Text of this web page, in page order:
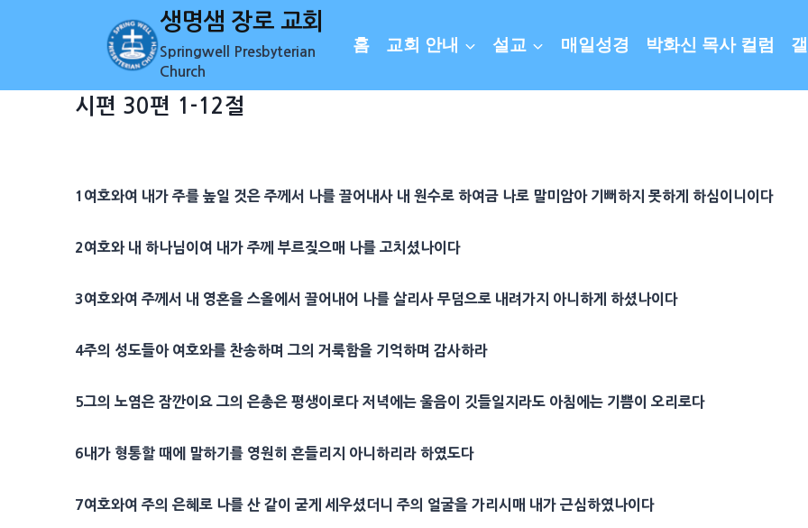
생명샘 장로 교회
Springwell Presbyterian
Church
홈 교회 안내 설교 매일성경 박화신 목사 컬럼
시편 30편 1-12절
1 여호와여 내가 주를 높일 것은 주께서 나를 끌어내사 내 원수로 하여금 나로 말미암아 기뻐하지 못하게 하심이니이다
2여호와 내 하나님이여 내가 주께 부르짖으매 나를 고치셨나이다
3여호와여 주께서 내 영혼을스올에서 끌어내어 나를 살리사무덤으로 내려가지 아니하게 하셨나이다
4주의 성도들아 여호와를 찬송하며 그의거룩함을 기억하며감사하라
5그의 노염은 잠깐이요 그의 은총은 평생이로다 저녁에는 울음이 깃들일지라도 아침에는 기쁨이 오리로다
6내가 형통할 때에 말하기를 영원히 흔들리지 아니하리라 하였도다
7여호와여 주의은혜로 나를 산 같이 굳게 세우셨더니 주의 얼굴을 가리시매 내가 근심하였나이다